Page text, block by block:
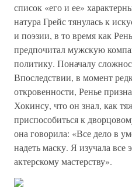
список «его и ее»
натура Грейс тянулась к
и поэзии, в то время как
предпочитал мужскую
политику. Поначалу
Впоследствии, в момент
откровенности, Ренье
Хокинсу, что он знал, как
приспособиться к
она говорила: «Все дело в
надеть маску. Я изучала все
актерскому мастерству».